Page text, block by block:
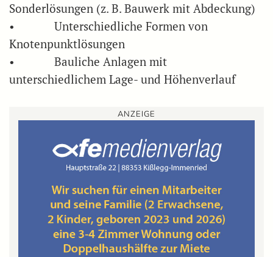
Sonderlösungen (z. B. Bauwerk mit Abdeckung)
• Unterschiedliche Formen von
Knotenpunktlösungen
• Bauliche Anlagen mit
unterschiedlichem Lage- und Höhenverlauf
ANZEIGE